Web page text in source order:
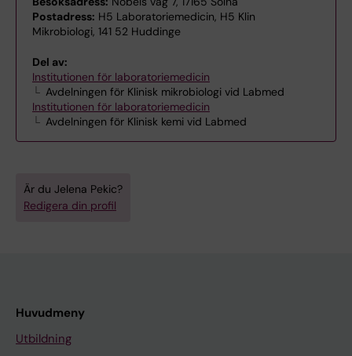
Postadress: H5 Laboratoriemedicin, H5 Klin
Mikrobiologi, 141 52 Huddinge
Del av:
Institutionen för laboratoriemedicin
Avdelningen för Klinisk mikrobiologi vid Labmed
Institutionen för laboratoriemedicin
Avdelningen för Klinisk kemi vid Labmed
Är du Jelena Pekic?
Redigera din profil
Huvudmeny
Utbildning